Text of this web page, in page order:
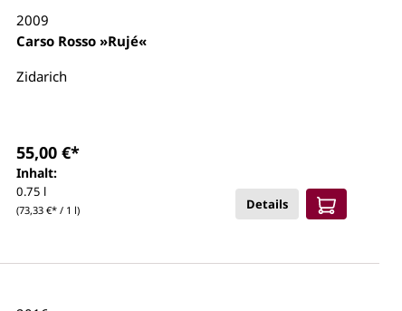
2009
Carso Rosso »Rujé«
Zidarich
Inhalt:
0.75 l
(73,33 €* / 1 l)
55,00 €*
Details